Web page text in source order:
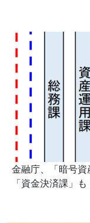
金融庁、「暗号
「資金決済課」も